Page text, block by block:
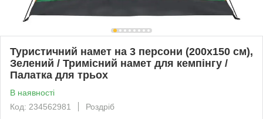
Туристичний намет на 3 персони (200х150 см),
Зелений / Тримісний намет для кемпінгу /
Палатка для трьох
В наявності
Код: 234562981
Роздріб